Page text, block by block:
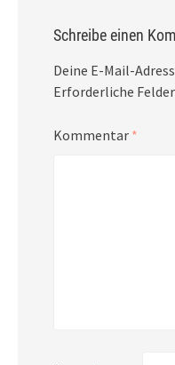
Schreibe einen
Deine E-Mail-
Erforderliche
Kommentar *